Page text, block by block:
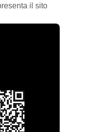
il sito